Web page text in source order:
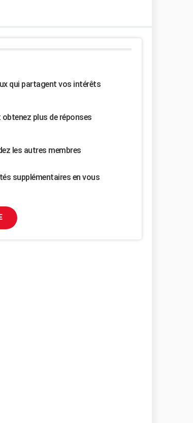
qui partagent vos intérêts
plus de réponses
les autres membres
supplémentaires en vous